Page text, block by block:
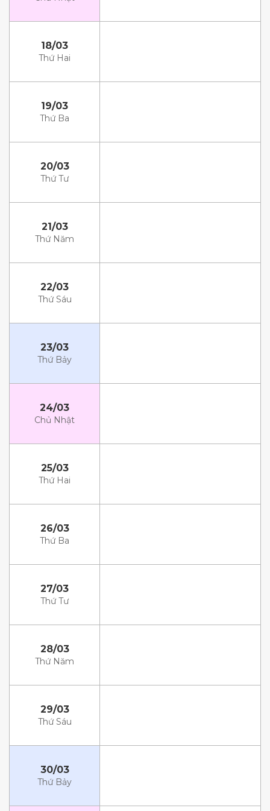
18/03
Thứ Hai
19/03
Thứ Ba
20/03
Thứ Tư
21/03
Thứ Năm
22/03
Thứ Sáu
23/03
Thứ Bảy
24/03
Chủ Nhật
25/03
Thứ Hai
26/03
Thứ Ba
27/03
Thứ Tư
28/03
Thứ Năm
29/03
Thứ Sáu
30/03
Thứ Bảy